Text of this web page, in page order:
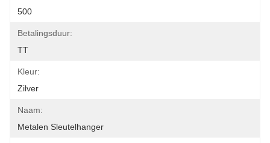
500
Betalingsduur:
TT
Kleur:
Zilver
Naam:
Metalen Sleutelhanger